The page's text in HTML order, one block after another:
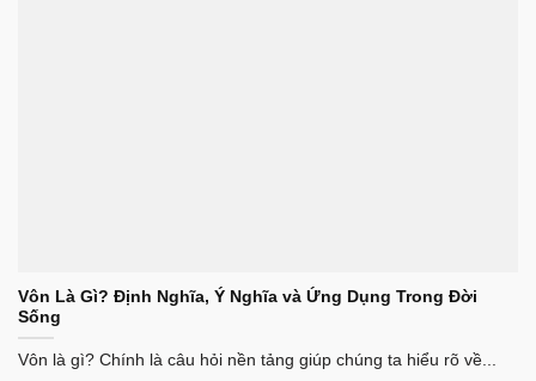
Vôn Là Gì? Định Nghĩa, Ý Nghĩa và Ứng Dụng Trong Đời
Sống
Vôn là gì? Chính là câu hỏi nền tảng giúp chúng ta hiểu rõ về...